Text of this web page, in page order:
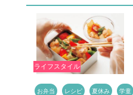
ライフスタイル
お弁当 レシピ 夏休み 学童